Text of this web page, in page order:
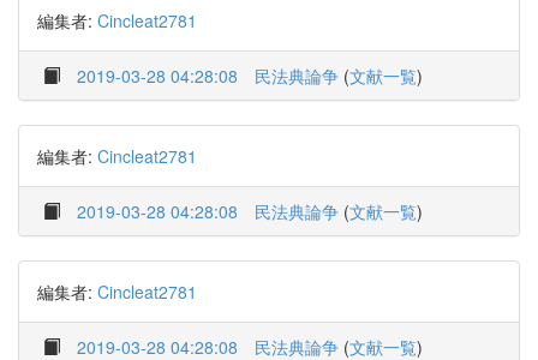
編集者: Cincleat2781
2019-03-28 04:28:08 民法典論争 (文献一覧)
編集者: Cincleat2781
2019-03-28 04:28:08 民法典論争 (文献一覧)
編集者: Cincleat2781
2019-03-28 04:28:08 民法典論争 (文献一覧)